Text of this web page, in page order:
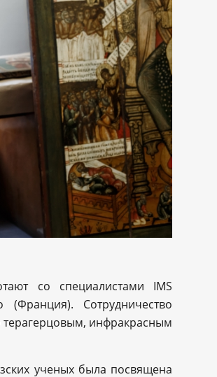
со специалистами IMS
Сотрудничество
терагерцовым, инфракрасным
ученых была посвящена